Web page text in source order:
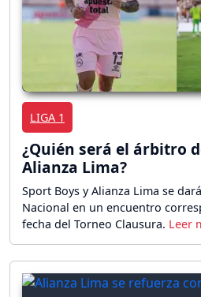
LIGA 1
¿Quién será el árbitro
Alianza Lima?
Sport Boys y Alianza Lima se
Nacional en un encuentro
fecha del Torneo Clausura.